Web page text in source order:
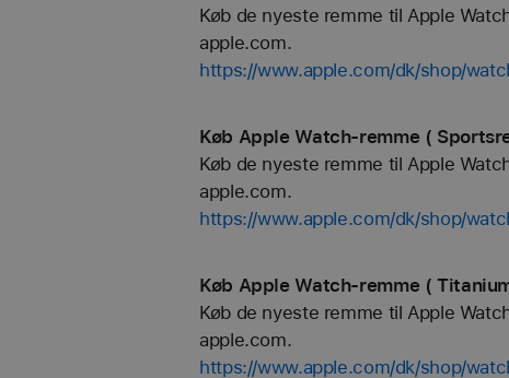
Køb de nyeste remme til Apple
apple.com.
https://www.apple.com/dk/shop/
Køb Apple Watch-remme (
Køb de nyeste remme til Apple
apple.com.
https://www.apple.com/dk/shop/
Køb Apple Watch-remme (
Køb de nyeste remme til Apple
apple.com.
https://www.apple.com/dk/shop/